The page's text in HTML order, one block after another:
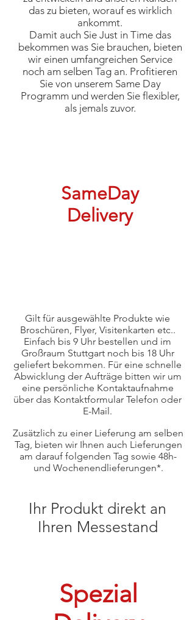
das zu bieten, worauf es wirklich
ankommt.
Damit auch Sie Just in Time das
bekommen was Sie brauchen, bieten
wir einen umfangreichen Service
noch am selben Tag an. Profitieren
Sie von unserem Same Day
Programm und werden Sie flexibler,
als jemals zuvor.
SameDay
Delivery
Gilt für ausgewählte Produkte wie
Broschüren, Flyer, Visitenkarten etc..
Einfach bis 9 Uhr bestellen und im
Großraum Stuttgart noch bis 18 Uhr
geliefert bekommen. Für eine schnelle
Abwicklung der Aufträge bitten wir um
eine persönliche Kontaktaufnahme
über das Kontaktformular Telefon oder
E-Mail.
Zusätzlich zu einer Lieferung am selben
Tag, bieten wir Ihnen auch Lieferungen
am darauf folgenden Tag sowie 48h-
und Wochenendlieferungen*.
Ihr Produkt direkt an
Ihren Messestand
Spezial